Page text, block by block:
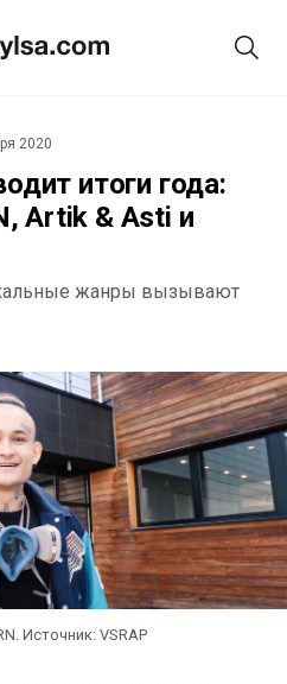
2020
итоги года:
Artik & Asti и
жанры вызывают
Источник: VSRAP